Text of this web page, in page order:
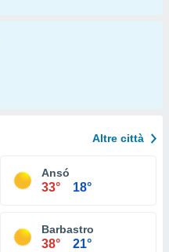
Altre città
Ansó
33° 18°
Barbastro
38° 21°